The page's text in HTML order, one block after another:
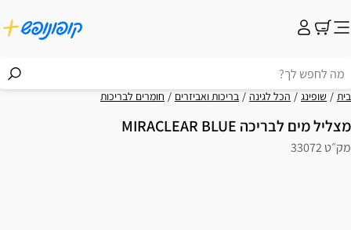
בית שופינג הכל לגינה בריכות ואביזרים חומרים לבריכות
מצליל מים לבריכה MIRACLEAR BLUE
מק״ט 33072